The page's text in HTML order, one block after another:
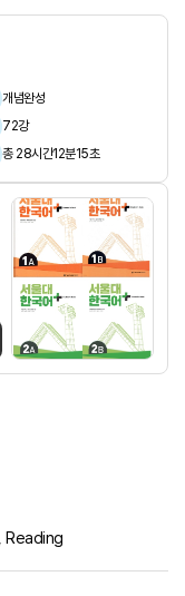
개념완성
72강
총 28시간12분15초
Reading